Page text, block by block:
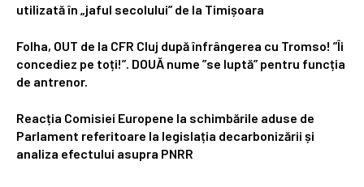
utilizată în „jaful secolului” de la Timișoara
Folha, OUT de la CFR Cluj după înfrângerea cu Tromso! ”Îi
concediez pe toți!”. DOUĂ nume ”se luptă” pentru funcția
de antrenor.
Reacția Comisiei Europene la schimbările aduse de
Parlament referitoare la legislația decarbonizării și
analiza efectului asupra PNRR